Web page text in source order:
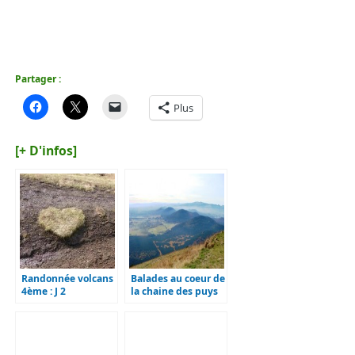
Partager :
Plus
[+ D'infos]
Randonnée volcans
4ème : J 2
Balades au coeur de
la chaine des puys